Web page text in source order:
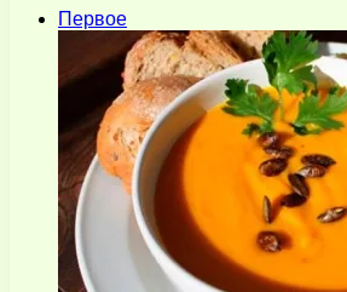
Первое